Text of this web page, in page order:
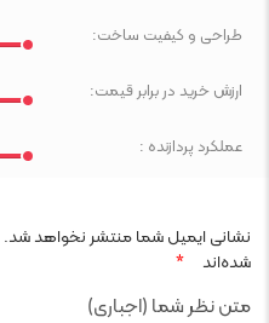
طراحی و کیفیت ساخت:
ارزش خرید در برابر قیمت:
عملکرد پردازنده :
نشانی ایمیل شما منتشر نخواهد شد.
شده‌اند
*
متن نظر شما (اجباری)